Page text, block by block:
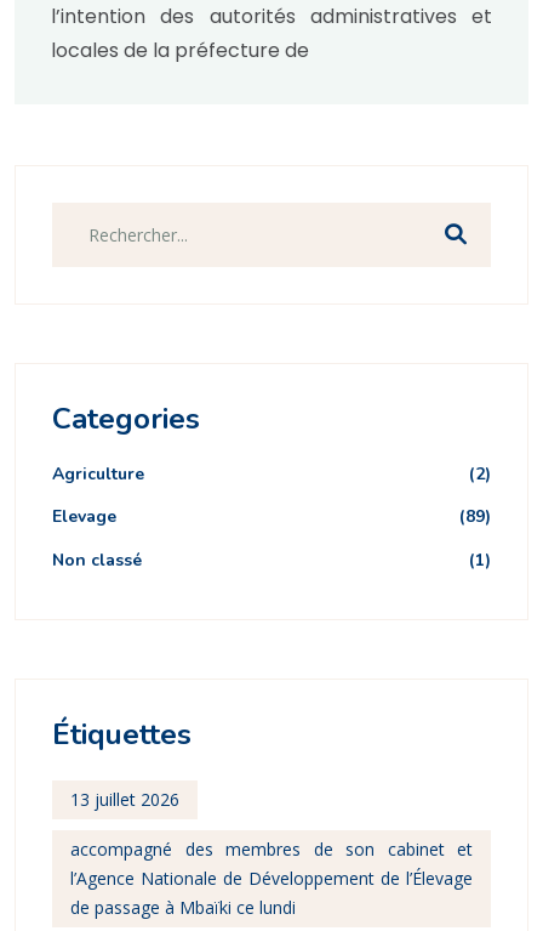
l’intention des autorités administratives et
locales de la préfecture de
Categories
Agriculture
(2)
Elevage
(89)
Non classé
(1)
Étiquettes
13 juillet 2026
accompagné des membres de son cabinet et
l’Agence Nationale de Développement de l’Élevage
de passage à Mbaïki ce lundi